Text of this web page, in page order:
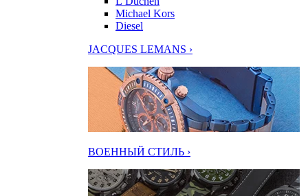
Michael Kors
Diesel
JACQUES LEMANS ›
ВОЕННЫЙ СТИЛЬ ›